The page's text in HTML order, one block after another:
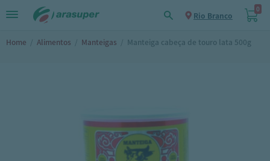
Rio Branco
0
Home / Alimentos / Manteigas / Manteiga cabeça de touro lata 500g